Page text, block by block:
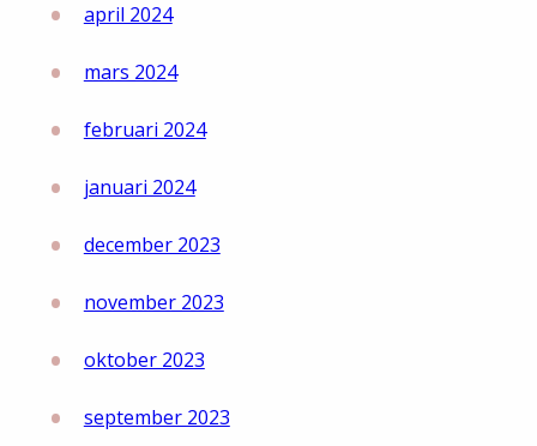
april 2024
mars 2024
februari 2024
januari 2024
december 2023
november 2023
oktober 2023
september 2023